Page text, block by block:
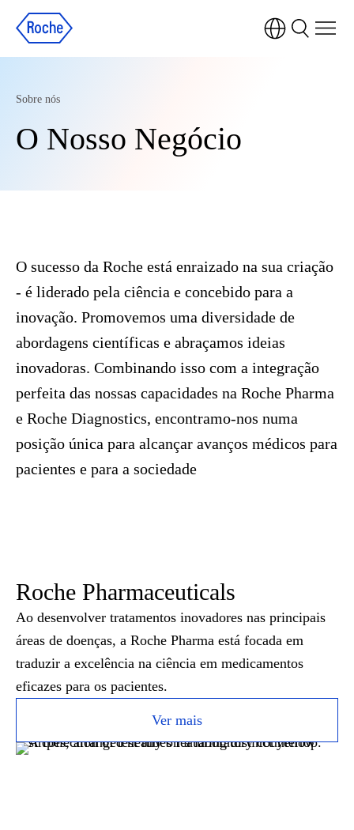
Sobre nós
O Nosso Negócio
O sucesso da Roche está enraizado na sua criação
- é liderado pela ciência e concebido para a
inovação. Promovemos uma diversidade de
abordagens científicas e abraçamos ideias
inovadoras. Combinando isso com a integração
perfeita das nossas capacidades na Roche Pharma
e Roche Diagnostics, encontramo-nos numa
posição única para alcançar avanços médicos para
pacientes e para a sociedade
Roche Pharmaceuticals
Ao desenvolver tratamentos inovadores nas principais
áreas de doenças, a Roche Pharma está focada em
traduzir a excelência na ciência em medicamentos
eficazes para os pacientes.
Ver mais